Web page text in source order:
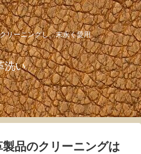
リーニングし、末永く愛用
洗い
品のクリーニングは